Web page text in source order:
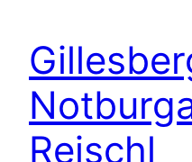
Reischl